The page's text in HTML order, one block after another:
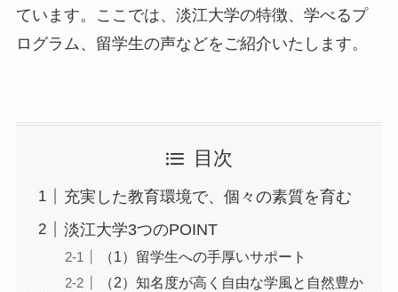
ています。ここでは、淡江大学の特徴、学べるプ
ログラム、留学生の声などをご紹介いたします。
目次
充実した教育環境で、個々の素質を育む
淡江大学3つのPOINT
（1）留学生への手厚いサポート
（2）知名度が高く自由な学風と自然豊か